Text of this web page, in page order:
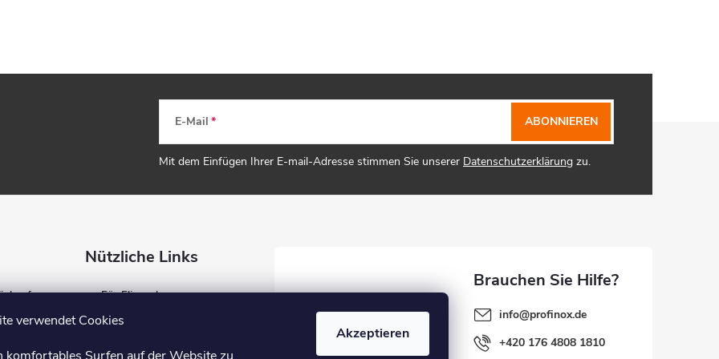
verwendet Cookies
Akzeptieren
E-Mail
Mit dem Einfügen Ihrer E-mail-Adresse stimmen Sie unserer Datenschutzerklärung zu.
ABONNIEREN
Nützliche Links
Für Fliesenleger
Für Händler
info@profinox.de
+420 176 4808 1810